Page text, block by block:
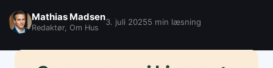
Mathias Madsen
Redaktør, Om Hus
3. juli 20255 min læsning